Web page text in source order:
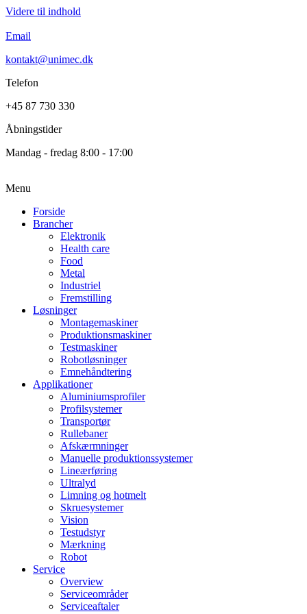
Videre til indhold
Email
kontakt@unimec.dk
Telefon
+45 87 730 330
Åbningstider
Mandag - fredag 8:00 - 17:00
Menu
Forside
Brancher
Elektronik
Health care
Food
Metal
Industriel
Fremstilling
Løsninger
Montagemaskiner
Produktionsmaskiner
Testmaskiner
Robotløsninger
Emnehåndtering
Applikationer
Aluminiumsprofiler
Profilsystemer
Transportør
Rullebaner
Afskærmninger
Manuelle produktionssystemer
Lineærføring
Ultralyd
Limning og hotmelt
Skruesystemer
Vision
Testudstyr
Mærkning
Robot
Service
Overview
Serviceområder
Serviceaftaler